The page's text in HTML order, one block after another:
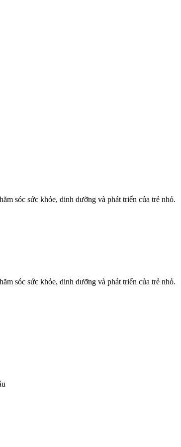
sóc sức khỏe, dinh dưỡng và phát triển của trẻ nhỏ.
sóc sức khỏe, dinh dưỡng và phát triển của trẻ nhỏ.